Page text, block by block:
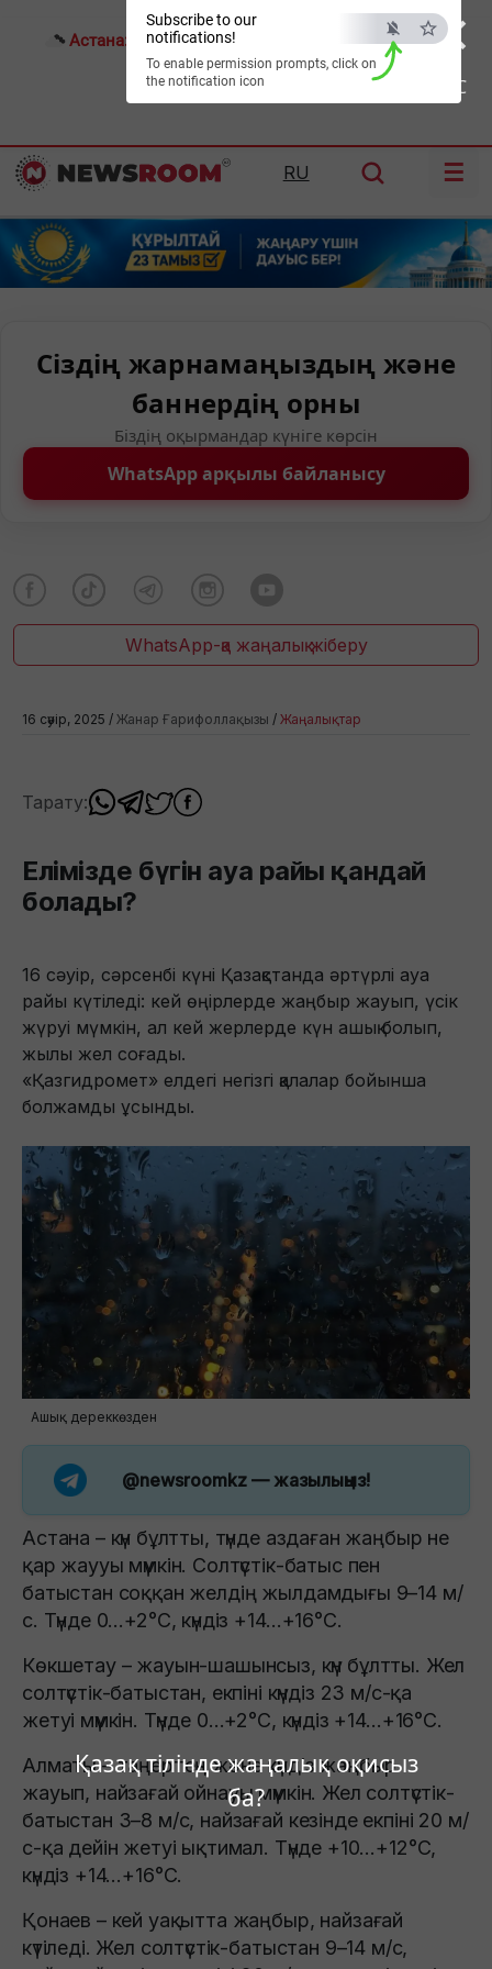
×
ESC
Қазақ тілінде жаңалық оқисыз
ба?
Subscribe to our
notifications!
To enable permission prompts, click on
the notification icon
Астана: 22°C Алматы: Шымкент:31°C
RU ☰
Сіздің жарнамаңыздың және
баннердің орны
Біздің оқырмандар күніге көрсін
WhatsApp арқылы байланысу
WhatsApp-қа жаңалық жіберу
16 сәуір, 2025 / Жанар Ғарифоллақызы / Жаңалықтар
Тарату:
Елімізде бүгін ауа райы қандай
болады?
16 сәуір, сәрсенбі күні Қазақстанда әртүрлі ауа
райы күтіледі: кей өңірлерде жаңбыр жауып, үсік
жүруі мүмкін, ал кей жерлерде күн ашық болып,
жылы жел соғады.
«Қазгидромет» елдегі негізгі қалалар бойынша
болжамды ұсынды.
Ашық дереккөзден
@newsroomkz — жазылыңыз!
Астана – күн бұлтты, түнде аздаған жаңбыр не
қар жаууы мүмкін. Солтүстік-батыс пен
батыстан соққан желдің жылдамдығы 9–14 м/
с. Түнде 0…+2°C, күндіз +14…+16°C.
Көкшетау – жауын-шашынсыз, күн бұлтты. Жел
солтүстік-батыстан, екпіні күндіз 23 м/с-қа
жетуі мүмкін. Түнде 0…+2°C, күндіз +14…+16°C.
Алматы – таңертең және күндіз жаңбыр
жауып, найзағай ойнауы мүмкін. Жел солтүстік-
батыстан 3–8 м/с, найзағай кезінде екпіні 20 м/
с-қа дейін жетуі ықтимал. Түнде +10…+12°C,
күндіз +14…+16°C.
Қонаев – кей уақытта жаңбыр, найзағай
күтіледі. Жел солтүстік-батыстан 9–14 м/с,